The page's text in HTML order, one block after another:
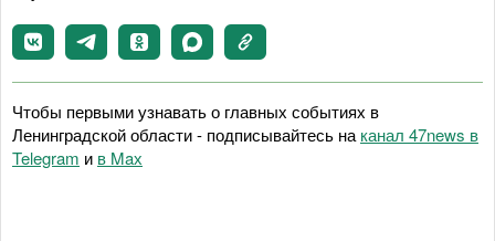
Чтобы первыми узнавать о главных событиях в
Ленинградской области - подписывайтесь на канал 47news в
Telegram и в Maх